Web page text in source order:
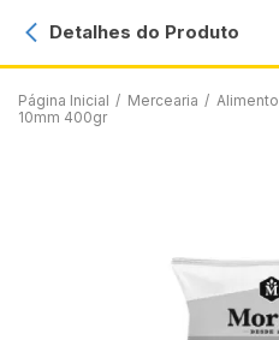
Página Inicial / Mercearia / Alimento
10mm 400gr
Detalhes do Produto